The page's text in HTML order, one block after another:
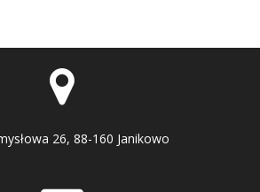
26, 88-160 Janikowo